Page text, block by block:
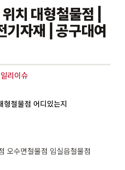
치 대형철물점 |
기자재 | 공구대여
리이슈
형철물점 어디있는지
오수면철물점 임실읍철물점